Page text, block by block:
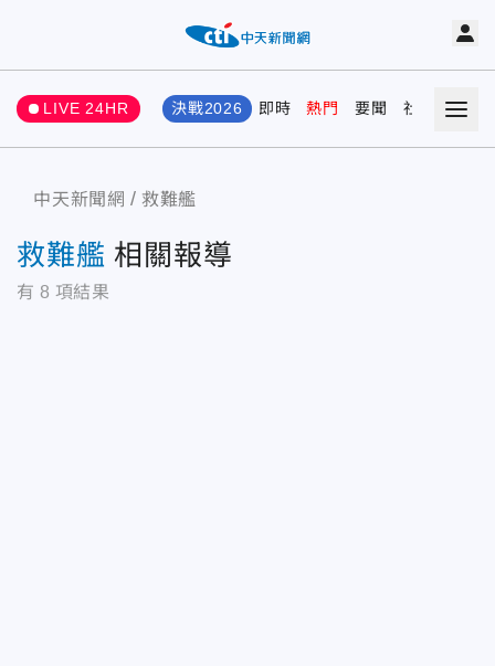
LIVE 24HR 決戰2026 即時 熱門 要聞 社會 娛樂
中天新聞網 救難艦
救難艦 相關報導
有 8 項結果